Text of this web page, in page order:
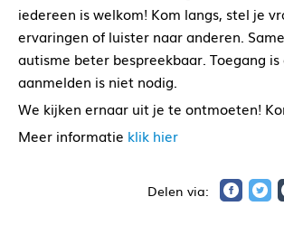
iedereen is welkom! Kom langs, stel je
ervaringen of luister naar anderen.
autisme beter bespreekbaar. Toegang is
aanmelden is niet nodig.
We kijken ernaar uit je te ontmoeten!
Meer informatie klik hier